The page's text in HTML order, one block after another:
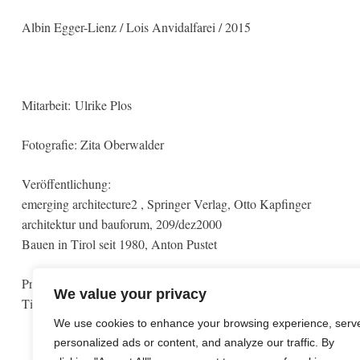
We value your privacy
We use cookies to enhance your browsing experience,
personalized ads or content, and analyze our traffic. By
Albin Egger-Lienz / Lois Anvidalfarei / 2015
Mitarbeit: Ulrike Plos
Fotografie: Zita Oberwalder
Veröffentlichung:
emerging architecture2 , Springer Verlag, Otto Kapfinger
architektur und bauforum, 209/dez2000
Bauen in Tirol seit 1980, Anton Pustet
Preise:
Tiroler Museumspreis, 2007